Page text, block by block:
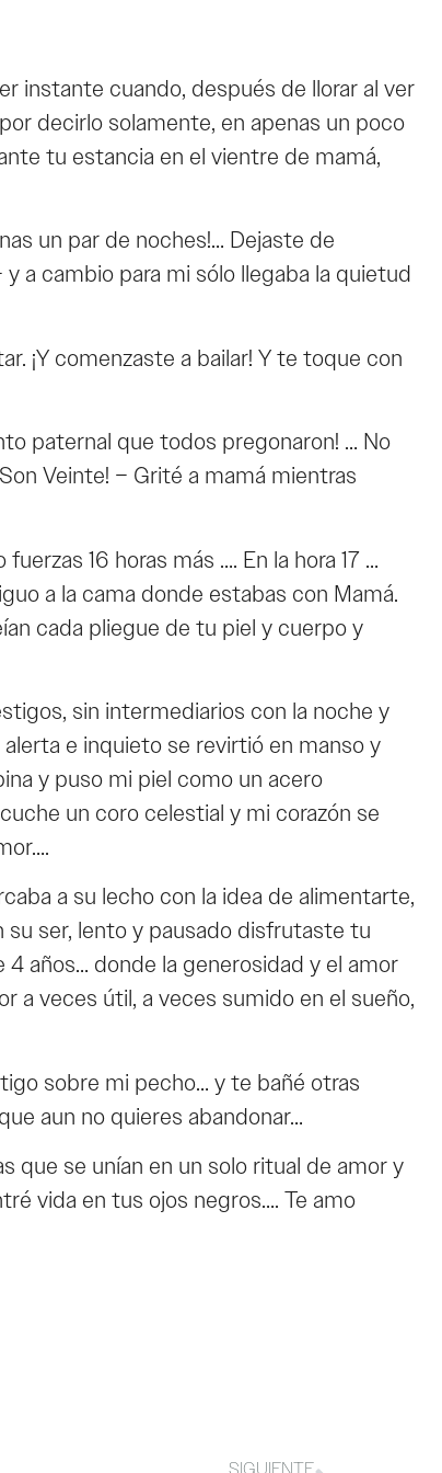
instante cuando, después de llorar al ver
decirlo solamente, en apenas un poco
tu estancia en el vientre de mamá,
un par de noches!… Dejaste de
a cambio para mi sólo llegaba la quietud
¡Y comenzaste a bailar! Y te toque con
paternal que todos pregonaron! … No
Veinte! – Grité a mamá mientras
16 horas más …. En la hora 17 …
a la cama donde estabas con Mamá.
cada pliegue de tu piel y cuerpo y
sin intermediarios con la noche y
e inquieto se revirtió en manso y
y puso mi piel como un acero
un coro celestial y mi corazón se
a su lecho con la idea de alimentarte,
ser, lento y pausado disfrutaste tu
años… donde la generosidad y el amor
a veces útil, a veces sumido en el sueño,
sobre mi pecho… y te bañé otras
aun no quieres abandonar…
que se unían en un solo ritual de amor y
vida en tus ojos negros…. Te amo